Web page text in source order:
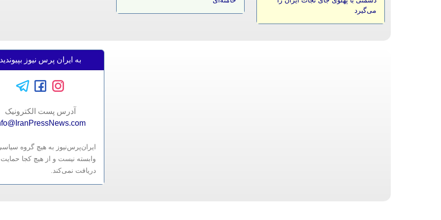
می‌گیرد
به ایران پرس نیوز بپیوندید
آدرس پست الکترونيک
ایران‌پرس‌نیوز به هیچ گروه
وابسته نیست و از هیچ کجا
دریافت نمی‌کند.